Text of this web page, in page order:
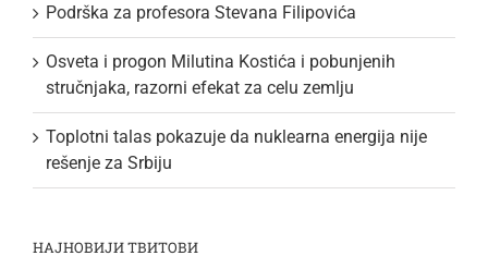
Podrška za profesora Stevana Filipovića
Osveta i progon Milutina Kostića i pobunjenih
stručnjaka, razorni efekat za celu zemlju
Toplotni talas pokazuje da nuklearna energija nije
rešenje za Srbiju
НАЈНОВИЈИ ТВИТОВИ